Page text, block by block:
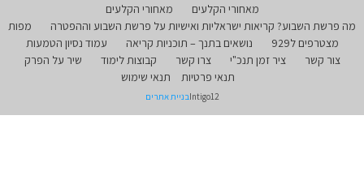
מאחורי הקלעים
מאחורי הקלעים
מה פרשת השבוע? קריאות ישראליות ואישיות על פרשת השבוע וההפטרה
מפות
מצטרפים ל929
נושאים בתנך – תוכניות קריאה
עמוד נסיון הטמעות
צור קשר
ציר זמן תנכ"י צרו קשר קבוצות לימוד
שיר על הפרק
תנאי פרטיות
תנאי שימוש
Intigo12בניית אתרים